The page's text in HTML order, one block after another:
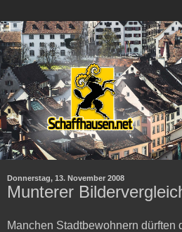
Donnerstag, 13. November 2008
Munterer
Manchen Stadtbewohnern dürften